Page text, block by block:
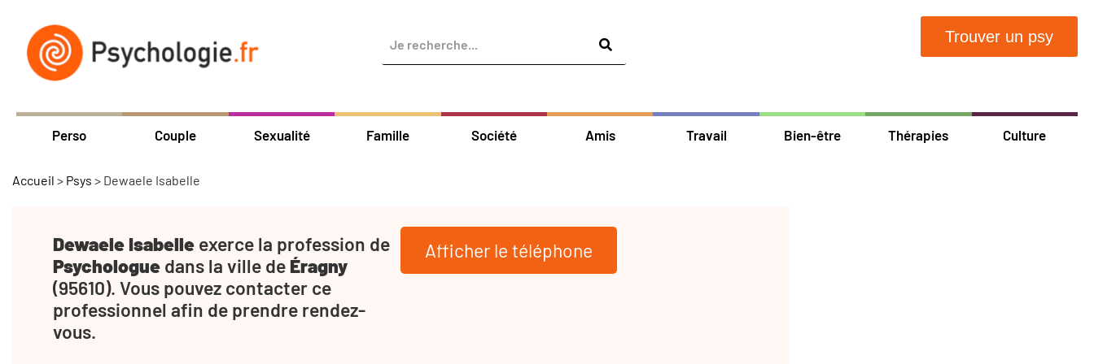
Trouver un psy
Perso Couple Sexualité Famille Société Amis Travail Bien-être Thérapies Culture
Accueil > Psys > Dewaele Isabelle
Dewaele Isabelle exerce la profession de
Psychologue dans la ville de Éragny
(95610). Vous pouvez contacter ce
professionnel afin de prendre rendez-
vous.
Afficher le téléphone